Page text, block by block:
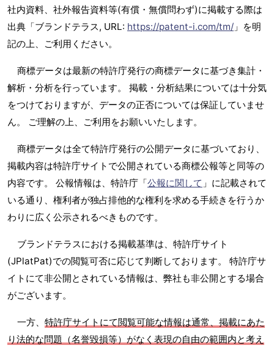
社内資料、社外報告資料等(有償・無償問わず)に掲載する際は
出典「ブランドテラス, URL: https://patent-i.com/tm/ 」を明
記の上、ご利用ください。
商標データは最新の特許庁発行の商標データに基づき集計・
解析・分析を行っています。 掲載・分析結果については十分気
をつけておりますが、データの正否については保証していませ
ん。 ご理解の上、ご利用をお願いいたします。
商標データは全て特許庁発行の公開データに基づいており、
掲載内容は特許庁サイトで公開されている商標公報等と同等の
内容です。 公報情報は、特許庁「公報に関して 」に記載されて
いる通り、権利者が独占排他的な権利を求める手続きを行うか
わりに広く公示されるべきものです。
ブランドテラスにおける掲載基準は、特許庁サイト
(JPlatPat)での閲覧可否に応じて判断しております。 特許庁サ
イトにて非公開とされている情報は、弊社も非公開とする場合
がございます。
一方、 特許庁サイトにて閲覧可能な情報は通常、掲載にあた
り法的な問題（名誉毀損等）がなく表現の自由の範囲内と考え